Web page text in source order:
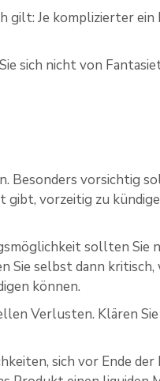
gilt: Je komplizierter
sich nicht von
Besonders vorsichtig
vorzeitig zu
sollten Sie
Sie selbst dann kritisch,
können.
Verlusten. Klären
sich vor Ende der